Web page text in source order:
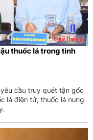
thuốc lá trong tình
cầu truy quét tận gốc
lá điện tử, thuốc lá nung